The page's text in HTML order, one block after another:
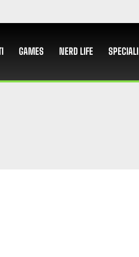
GAMES NERD LIFE SPECIALI